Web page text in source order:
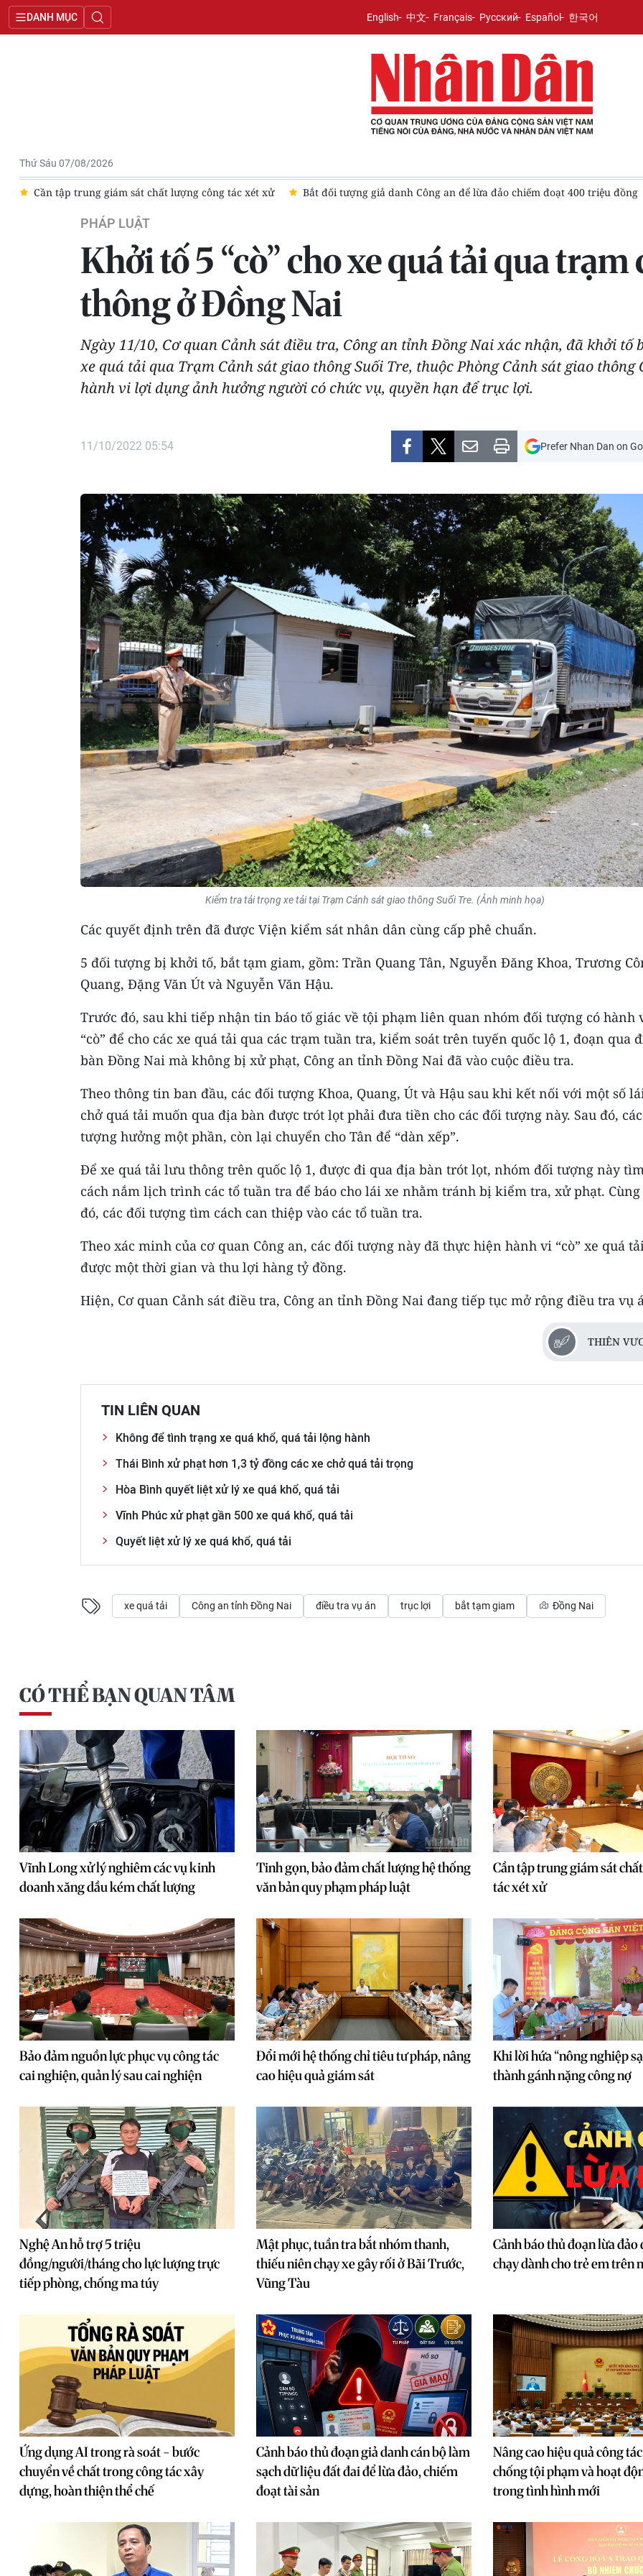
DANH MỤC English 中文 Français Русский Español 한국어
Thứ Sáu 07/08/2026
Bắt đối tượng giả danh Công an để lừa đảo chiếm đoạt 400 triệu đồng Bảo đảm nguồn lực phục vụ công tác cai nghiện,
PHÁP LUẬT
Khởi tố 5 “cò” cho xe quá tải qua
thông ở Đồng Nai
Ngày 11/10, Cơ quan Cảnh sát điều tra, Công an tỉnh Đồng Nai xác nhận, đã khởi tố
xe quá tải qua Trạm Cảnh sát giao thông Suối Tre, thuộc Phòng Cảnh sát giao
hành vi lợi dụng ảnh hưởng người có chức vụ, quyền hạn để trục lợi.
11/10/2022 05:54 Prefer Nhan Dan on
Kiểm tra tải trọng xe tải tại Trạm Cảnh sát giao thông Suối Tre. (Ảnh minh họa)
Các quyết định trên đã được Viện kiểm sát nhân dân cùng cấp phê chuẩn.
5 đối tượng bị khởi tố, bắt tạm giam, gồm: Trần Quang Tân, Nguyễn Đăng Khoa, Trương
Quang, Đặng Văn Út và Nguyễn Văn Hậu.
Trước đó, sau khi tiếp nhận tin báo tố giác về tội phạm liên quan nhóm đối tượng có hành
“cò” để cho các xe quá tải qua các trạm tuần tra, kiểm soát trên tuyến quốc lộ 1, đoạn qua
bàn Đồng Nai mà không bị xử phạt, Công an tỉnh Đồng Nai đã vào cuộc điều tra.
Theo thông tin ban đầu, các đối tượng Khoa, Quang, Út và Hậu sau khi kết nối với một số
chở quá tải muốn qua địa bàn được trót lọt phải đưa tiền cho các đối tượng này. Sau đó,
tượng hưởng một phần, còn lại chuyển cho Tân để “dàn xếp”.
Để xe quá tải lưu thông trên quốc lộ 1, được đi qua địa bàn trót lọt, nhóm đối tượng này
cách nắm lịch trình các tổ tuần tra để báo cho lái xe nhằm tránh bị kiểm tra, xử phạt.
đó, các đối tượng tìm cách can thiệp vào các tổ tuần tra.
Theo xác minh của cơ quan Công an, các đối tượng này đã thực hiện hành vi “cò” xe quá
được một thời gian và thu lợi hàng tỷ đồng.
Hiện, Cơ quan Cảnh sát điều tra, Công an tỉnh Đồng Nai đang tiếp tục mở rộng điều tra vụ
THIÊN
TIN LIÊN QUAN
Không để tình trạng xe quá khổ, quá tải lộng hành
Thái Bình xử phạt hơn 1,3 tỷ đồng các xe chở quá tải trọng
Hòa Bình quyết liệt xử lý xe quá khổ, quá tải
Vĩnh Phúc xử phạt gần 500 xe quá khổ, quá tải
Quyết liệt xử lý xe quá khổ, quá tải
xe quá tải Công an tỉnh Đồng Nai điều tra vụ án trục lợi bắt tạm giam Đồng Nai
CÓ THỂ BẠN QUAN TÂM
Vĩnh Long xử lý nghiêm các vụ kinh
doanh xăng dầu kém chất lượng
Tinh gọn, bảo đảm chất lượng hệ thống
văn bản quy phạm pháp luật
Cần tập trung giám sát
tác xét xử
Bảo đảm nguồn lực phục vụ công tác
cai nghiện, quản lý sau cai nghiện
Đổi mới hệ thống chỉ tiêu tư pháp, nâng
cao hiệu quả giám sát
Khi lời hứa “nông nghiệp
thành gánh nặng công nợ
Nghệ An hỗ trợ 5 triệu
đồng/người/tháng cho lực lượng trực
tiếp phòng, chống ma túy
Mật phục, tuần tra bắt nhóm thanh,
thiếu niên chạy xe gây rối ở Bãi Trước,
Vũng Tàu
Cảnh báo thủ đoạn lừa
chạy dành cho trẻ em trên
Ứng dụng AI trong rà soát - bước
chuyển về chất trong công tác xây
dựng, hoàn thiện thể chế
Cảnh báo thủ đoạn giả danh cán bộ làm
sạch dữ liệu đất đai để lừa đảo, chiếm
đoạt tài sản
Nâng cao hiệu quả công
chống tội phạm và hoạt
trong tình hình mới